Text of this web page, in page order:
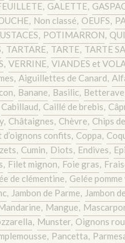
, GALETTE,
, Non classé, OEUFS,
, POTIMARRON,
, TARTARE, TARTE, TARTE
, VERRINE, VIANDES et
, Aiguillettes de Canard,
, Banane, Basilic, Betterave
Cabillaud, Caillé de brebis,
, Châtaignes, Chèvre, Chips
d’oignons confits, Coppa,
, Cumin, Diots, Endives,
, Filet mignon, Foie gras,
de clémentine, Gelée
, Jambon de Parme, Jambon
, Mangue,
, Munster, Oignons
, Pancetta,